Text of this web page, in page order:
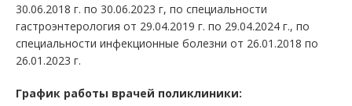
30.06.2018 г. по 30.06.2023 г, по специальности
гастроэнтерология от 29.04.2019 г. по 29.04.2024 г., по
специальности инфекционные болезни от 26.01.2018 по
26.01.2023 г.
График работы врачей поликлиники: